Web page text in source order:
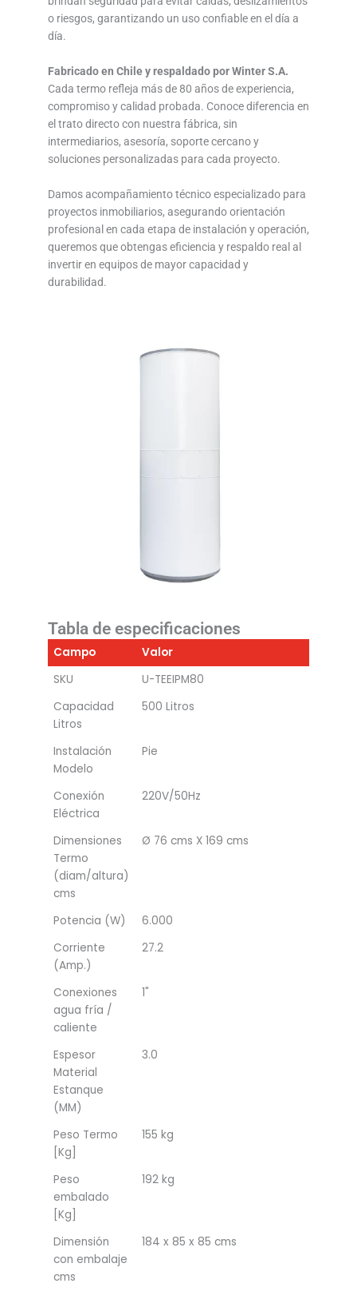
o riesgos, garantizando un uso confiable en el día a
día.
Fabricado en Chile y respaldado por Winter S.A.
Cada termo refleja más de 80 años de experiencia,
compromiso y calidad probada. Conoce diferencia en
el trato directo con nuestra fábrica, sin
intermediarios, asesoría, soporte cercano y
soluciones personalizadas para cada proyecto.
Damos acompañamiento técnico especializado para
proyectos inmobiliarios, asegurando orientación
profesional en cada etapa de instalación y operación,
queremos que obtengas eficiencia y respaldo real al
invertir en equipos de mayor capacidad y
durabilidad.
Tabla de especificaciones
Campo
Valor
SKU
U-TEEIPM80
Capacidad
Litros
500 Litros
Instalación
Modelo
Pie
Conexión
Eléctrica
220V/50Hz
Dimensiones
Termo
(diam/altura)
cms
Ø 76 cms X 169 cms
Potencia (W)
6.000
Corriente
(Amp.)
27.2
Conexiones
agua fría /
caliente
1"
Espesor
Material
Estanque
(MM)
3.0
Peso Termo
[Kg]
155 kg
Peso
embalado
[Kg]
192 kg
Dimensión
con embalaje
cms
184 x 85 x 85 cms